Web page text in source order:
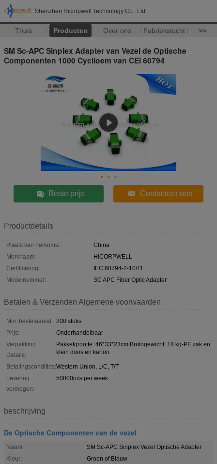
Shenzhen Hicorpwell Technology Co., Ltd
Thuis Producten Over ons Fabriekstocht >>
SM Sc-APC Sinplex Adapter van Vezel de Optische
Componenten 1000 Cyclioem van CEI 60794
Beste prijs Contacteer ons
Productdetails
Plaats van herkomst:
China
Merknaam:
HICORPWELL
Certificering:
IEC 60794-2-10/11
Modelnummer:
SC APC Fiber Optic Adapter
Betalen & Verzenden Algemene voorwaarden
Min. bestelaantal: 200 stuks
Prijs:
Onderhandelbaar
Verpakking
Details:
Pakketgrootte: 46*33*23cm Brutogewicht: 18 kg-PE zak en
klein doos en karton.
Betalingscondities:Western Union, L/C, T/T
Levering
vermogen:
50000pcs per week
beschrijving
De Optische Componenten van de vezel
Naam:
SM Sc-APC Sinplex Vezel Optische Adapter
Kleur:
Groen of Blauw